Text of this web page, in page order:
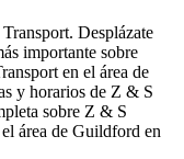
Desplázate
importante sobre
en el área de
y horarios de Z & S
sobre Z & S
área de Guildford en